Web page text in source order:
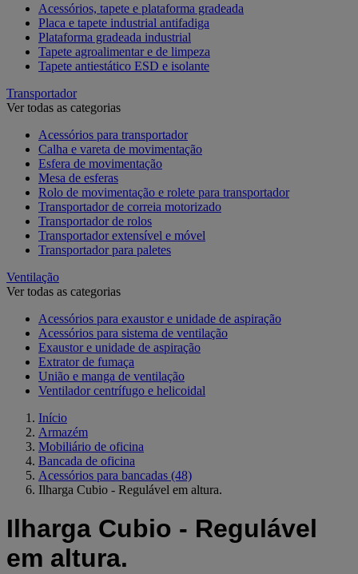
Acessórios, tapete e plataforma gradeada
Placa e tapete industrial antifadiga
Plataforma gradeada industrial
Tapete agroalimentar e de limpeza
Tapete antiestático ESD e isolante
Transportador
Ver todas as categorias
Acessórios para transportador
Calha e vareta de movimentação
Esfera de movimentação
Mesa de esferas
Rolo de movimentação e rolete para transportador
Transportador de correia motorizado
Transportador de rolos
Transportador extensível e móvel
Transportador para paletes
Ventilação
Ver todas as categorias
Acessórios para exaustor e unidade de aspiração
Acessórios para sistema de ventilação
Exaustor e unidade de aspiração
Extrator de fumaça
União e manga de ventilação
Ventilador centrífugo e helicoidal
Início
Armazém
Mobiliário de oficina
Bancada de oficina
Acessórios para bancadas (48)
Ilharga Cubio - Regulável em altura.
Ilharga Cubio - Regulável
em altura.